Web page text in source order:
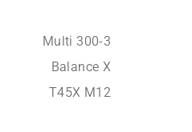
Multi 300-3
Balance X
T45X M12